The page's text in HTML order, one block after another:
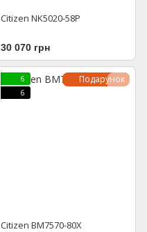
Citizen NK5020-58P
30 070 грн
Подарунок
6
6
Citizen BM7570-80X